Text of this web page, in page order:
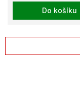
Do košíku